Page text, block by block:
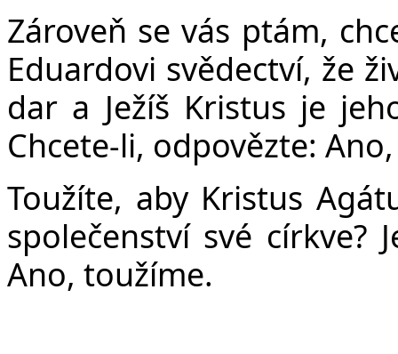
Zároveň se vás ptám,
Eduardovi svědectví, že
dar a Ježíš Kristus je
Chcete-li, odpovězte:
Toužíte, aby Kristus
společenství své církve?
Ano, toužíme.